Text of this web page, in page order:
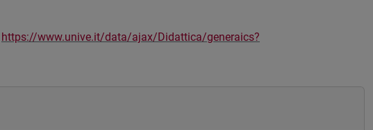
https://www.unive.it/data/ajax/Didattica/generaics?